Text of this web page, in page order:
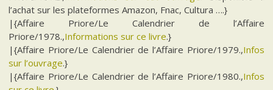
l’achat sur les plateformes Amazon, Fnac, Cultura ….}
|{Affaire Priore/Le Calendrier de l’Affaire
Priore/1978.,Informations sur ce livre.}
|{Affaire Priore/Le Calendrier de l’Affaire Priore/1979.,Infos
sur l’ouvrage.}
|{Affaire Priore/Le Calendrier de l’Affaire Priore/1980.,Infos